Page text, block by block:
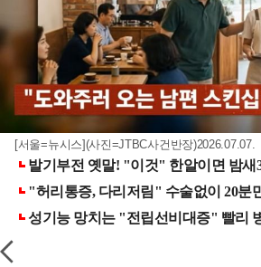
[서울=뉴시스](사진=JTBC사건반장)2026.07.07.